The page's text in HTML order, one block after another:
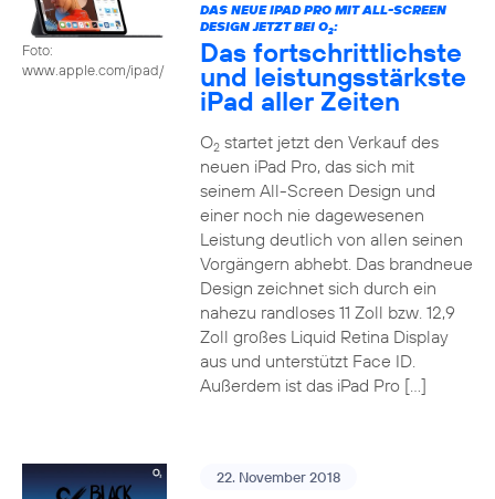
Foto:
www.apple.com/ipad/
DAS NEUE IPAD PRO MIT ALL-SCREEN
DESIGN JETZT BEI O2:
Das fortschrittlichste
und leistungsstärkste
iPad aller Zeiten
O2startet jetzt den Verkauf des
neuen iPad Pro, das sich mit
seinem All-Screen Design und
einer noch nie dagewesenen
Leistung deutlich von allen seinen
Vorgängern abhebt. Das brandneue
Design zeichnet sich durch ein
nahezu randloses 11 Zoll bzw. 12,9
Zoll großes Liquid Retina Display
aus und unterstützt Face ID.
Außerdem ist das iPad Pro […]
22. November 2018